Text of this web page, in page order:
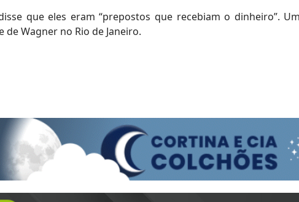
que eles eram “prepostos que recebiam o dinheiro”.
Wagner no Rio de Janeiro.